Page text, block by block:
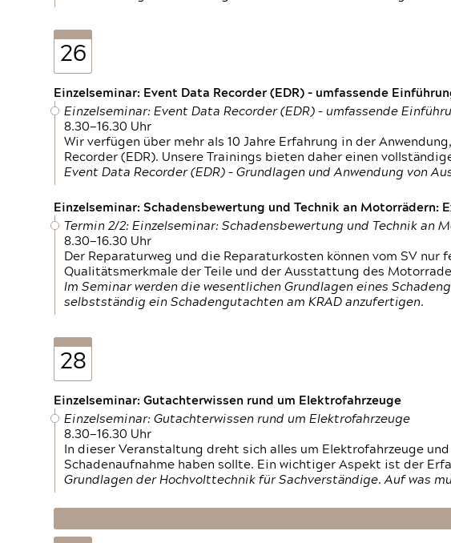
26
Einzelseminar: Event Data Recorder (EDR) – umfassende
Einzelseminar: Event Data Recorder (EDR) – umfassende
8.30—16.30 Uhr
Wir verfügen über mehr als 10 Jahre Erfahrung in der
Recorder (EDR). Unsere Trainings bieten daher einen
Event Data Recorder (EDR) – Grundlagen und Anwendung von
Einzelseminar: Schadensbewertung und Technik an
Termin 2/2: Einzelseminar: Schadensbewertung und Technik an
8.30—16.30 Uhr
Der Reparaturweg und die Reparaturkosten können vom SV
Qualitätsmerkmale der Teile und der Ausstattung des
Im Seminar werden die wesentlichen Grundlagen eines
selbstständig ein Schadengutachten am KRAD anzufertigen.
28
Einzelseminar: Gutachterwissen rund um Elektrofahrzeuge
Einzelseminar: Gutachterwissen rund um Elektrofahrzeuge
8.30—16.30 Uhr
In dieser Veranstaltung dreht sich alles um Elektrofahrzeuge
Schadenaufnahme haben sollte. Ein wichtiger Aspekt ist der
Grundlagen der Hochvolttechnik für Sachverständige. Auf was